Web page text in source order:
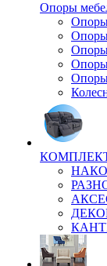
Опоры
Опоры
Опоры
Опоры
Опоры
Опоры